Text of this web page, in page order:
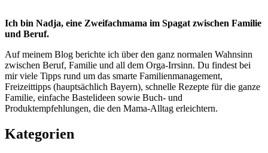
Ich bin Nadja, eine Zweifachmama im Spagat zwischen Familie
und Beruf.
Auf meinem Blog berichte ich über den ganz normalen Wahnsinn
zwischen Beruf, Familie und all dem Orga-Irrsinn. Du findest bei
mir viele Tipps rund um das smarte Familienmanagement,
Freizeittipps (hauptsächlich Bayern), schnelle Rezepte für die ganze
Familie, einfache Bastelideen sowie Buch- und
Produktempfehlungen, die den Mama-Alltag erleichtern.
Kategorien